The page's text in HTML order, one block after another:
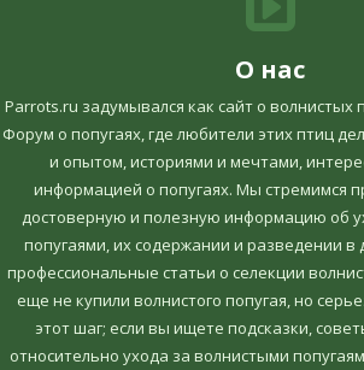
О нас
Parrots.ru задумывался как сайт о волнистых
Форум о попугаях, где любители этих птиц
и опытом, историями и мечтами,
информацией о попугаях. Мы стремимся
достоверную и полезную информацию об
попугаями, их содержании и разведении в
профессиональные статьи о селекции
еще не купили волнистого попугая, но
этот шаг; если вы ищете подсказки,
относительно ухода за волнистыми